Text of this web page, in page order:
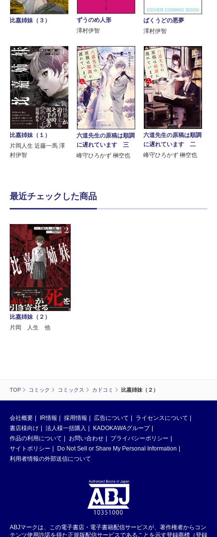
TOP コミック コミックス カドコミ 比嘉姉妹（２）
比嘉姉妹（３）
ずうのめ人形
澤村伊智
ばくうどの悪夢
澤村伊智
比嘉姉妹（１）
片岡人生 近藤一馬 澤
村伊智
六道先生の原稿は順調
に遅れています 三
峰守ひろかず 榊空也
六道先生の原稿は順調
に遅れています 二
峰守ひろかず 榊空也
最近チェックした商品
比嘉姉妹（２）
片岡 人生 他
会社概要 IR情報 採用情報 広告について
ライセンスについて
書店様向け
法人様一括購入
KADOKAWAグループ
作品の利用について
お問い合わせ
プライバシーポリシー
サイトポリシー
Do Not Sell or Share My Personal Information
利用者情報の外部送信について
ABJマークは、この電子書店・電子書籍配信サービスが、著作権者からコン
テンツ使用許諾を得た正規版配信サービスであることを示す登録商標（登録